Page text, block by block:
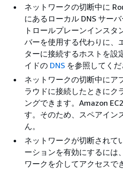
ネットワークの切断中に
にあるローカル DNS サー
トロールプレーンインスタ
バーを使用する代わりに、
ターに接続するホストを設
イドの DNS を参照してくだ
ネットワークの切断中にア
ラウドに接続したときにク
ングできます。Amazon
す。そのため、スペアイン
ん。
ネットワークが切断されて
ーションを有効にするには
ワークを介してアクセスで